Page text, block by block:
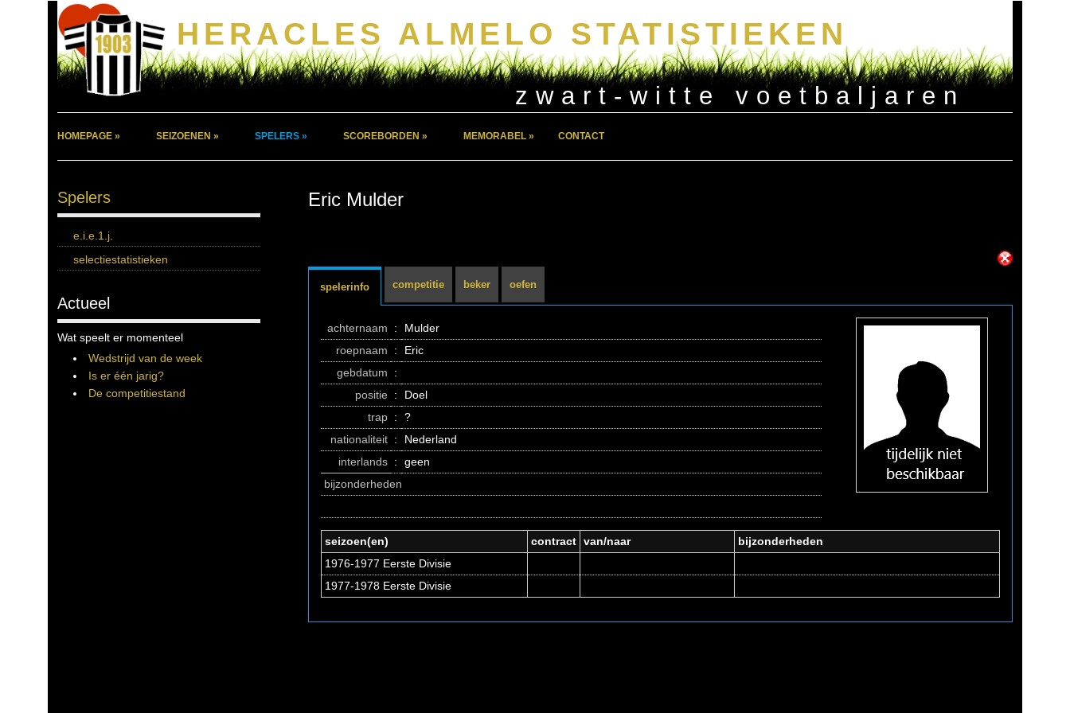
HERACLES ALMELO STATISTIEKEN
zwart-witte voetbaljaren
HOMEPAGE » SEIZOENEN » SPELERS » SCOREBORDEN » MEMORABEL » CONTACT
Spelers
e.i.e.1.j.
selectiestatistieken
Actueel
Wat speelt er momenteel
Wedstrijd van de week
Is er één jarig?
De competitiestand
Eric Mulder
spelerinfo competitie beker oefen
achternaam :
Mulder
roepnaam
:
Eric
gebdatum
:
positie :
Doel
trap :
?
nationaliteit :
Nederland
interlands :
geen
bijzonderheden
seizoen(en) contract van/naar
bijzonderheden
1976-1977 Eerste Divisie
1977-1978 Eerste Divisie